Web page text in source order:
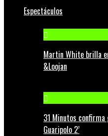
Espectáculos
Martin White brilla
&Loojan
31 Minutos confirma
Guaripolo 2’